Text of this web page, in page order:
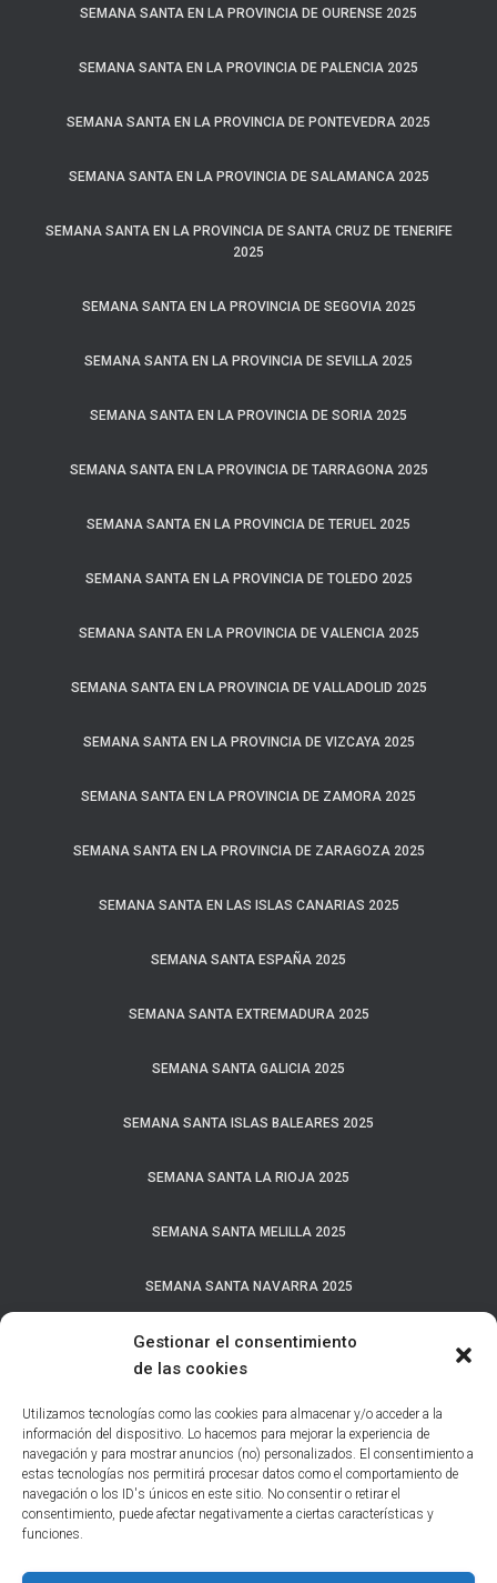
Gestionar el consentimiento
de las cookies
Utilizamos tecnologías como las cookies para almacenar y/o acceder a la
información del dispositivo. Lo hacemos para mejorar la experiencia de
navegación y para mostrar anuncios (no) personalizados. El consentimiento a
estas tecnologías nos permitirá procesar datos como el comportamiento de
navegación o los ID's únicos en este sitio. No consentir o retirar el
consentimiento, puede afectar negativamente a ciertas características y
funciones.
SEMANA SANTA EN LA PROVINCIA DE OURENSE 2025
SEMANA SANTA EN LA PROVINCIA DE PALENCIA 2025
SEMANA SANTA EN LA PROVINCIA DE PONTEVEDRA 2025
SEMANA SANTA EN LA PROVINCIA DE SALAMANCA 2025
SEMANA SANTA EN LA PROVINCIA DE SANTA CRUZ DE TENERIFE
2025
SEMANA SANTA EN LA PROVINCIA DE SEGOVIA 2025
SEMANA SANTA EN LA PROVINCIA DE SEVILLA 2025
SEMANA SANTA EN LA PROVINCIA DE SORIA 2025
SEMANA SANTA EN LA PROVINCIA DE TARRAGONA 2025
SEMANA SANTA EN LA PROVINCIA DE TERUEL 2025
SEMANA SANTA EN LA PROVINCIA DE TOLEDO 2025
SEMANA SANTA EN LA PROVINCIA DE VALENCIA 2025
SEMANA SANTA EN LA PROVINCIA DE VALLADOLID 2025
SEMANA SANTA EN LA PROVINCIA DE VIZCAYA 2025
SEMANA SANTA EN LA PROVINCIA DE ZAMORA 2025
SEMANA SANTA EN LA PROVINCIA DE ZARAGOZA 2025
SEMANA SANTA EN LAS ISLAS CANARIAS 2025
SEMANA SANTA ESPAÑA 2025
SEMANA SANTA EXTREMADURA 2025
SEMANA SANTA GALICIA 2025
SEMANA SANTA ISLAS BALEARES 2025
SEMANA SANTA LA RIOJA 2025
SEMANA SANTA MELILLA 2025
SEMANA SANTA NAVARRA 2025
SEMANA SANTA PAÍS VASCO 2025
SEMANA SANTA PROVINCIA DE ALBACETE 2025
SEMANA SANTA PROVINCIA DE ÁVILA 2025